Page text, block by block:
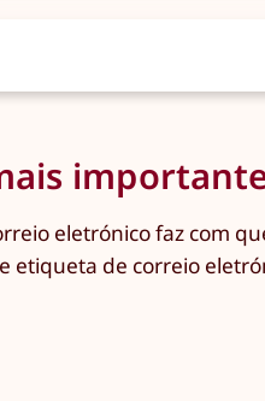
eletrónico faz com
de correio